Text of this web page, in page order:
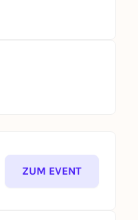
ZUM EVENT